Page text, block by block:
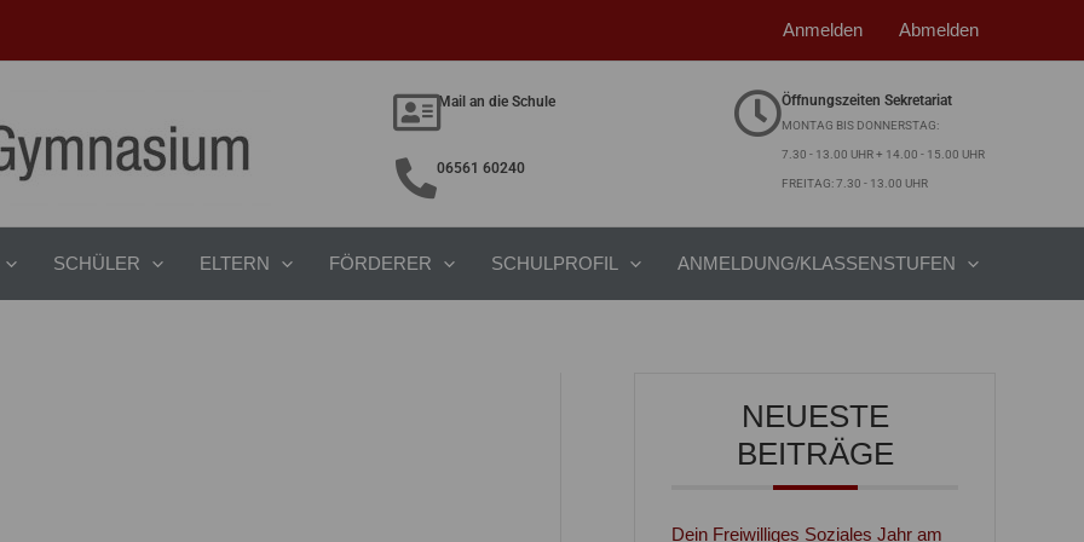
Anmelden Abmelden
Mail an die Schule
06561 60240
Öffnungszeiten Sekretariat
MONTAG BIS DONNERSTAG:
7.30 - 13.00 UHR + 14.00 - 15.00 UHR
FREITAG: 7.30 - 13.00 UHR
SCHÜLER ELTERN FÖRDERER SCHULPROFIL ANMELDUNG/KLASSENSTUFEN
NEUESTE
BEITRÄGE
Dein Freiwilliges Soziales Jahr am